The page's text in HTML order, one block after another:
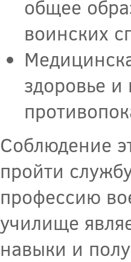
общее
воинских
здоровье
Соблюдение
пройти
профессию
училище
навыки и